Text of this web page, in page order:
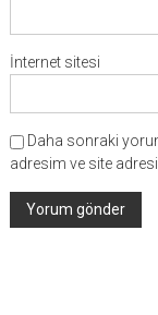
İnternet sitesi
Daha sonraki
adresim ve site